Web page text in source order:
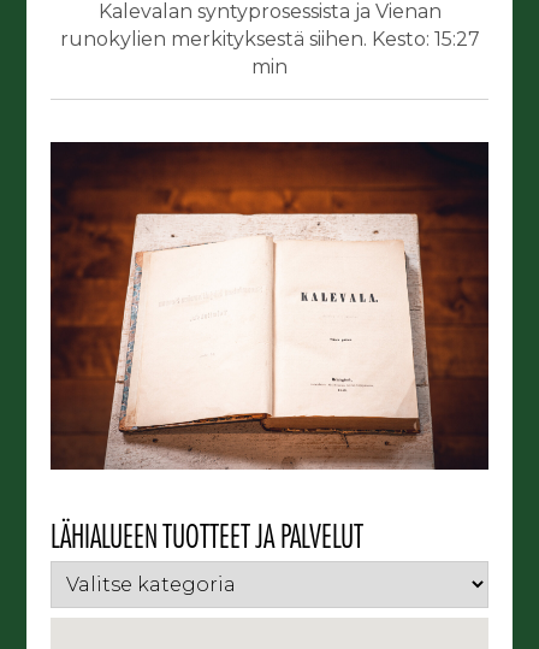
Kalevalan syntyprosessista ja Vienan
runokylien merkityksestä siihen. Kesto: 15:27
min
LÄHIALUEEN TUOTTEET JA PALVELUT